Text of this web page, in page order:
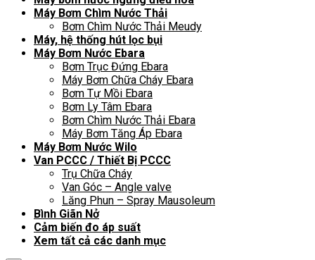
Máy Bơm Chìm Nước Thải
Bơm Chìm Nước Thải Meudy
Máy, hệ thống hút lọc bụi
Máy Bơm Nước Ebara
Bơm Trục Đứng Ebara
Máy Bơm Chữa Cháy Ebara
Bơm Tự Mồi Ebara
Bơm Ly Tâm Ebara
Bơm Chìm Nước Thải Ebara
Máy Bơm Tăng Áp Ebara
Máy Bơm Nước Wilo
Van PCCC / Thiết Bị PCCC
Trụ Chữa Cháy
Van Góc – Angle valve
Lăng Phun – Spray Mausoleum
Bình Giãn Nở
Cảm biến đo áp suất
Xem tất cả các danh mục